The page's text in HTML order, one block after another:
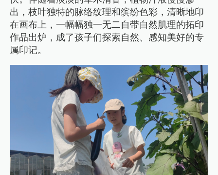
出，枝叶独特的脉络纹理和缤纷色彩，清晰地印
在画布上，一幅幅独一无二自带自然肌理的拓印
作品出炉，成了孩子们探索自然、感知美好的专
属印记。